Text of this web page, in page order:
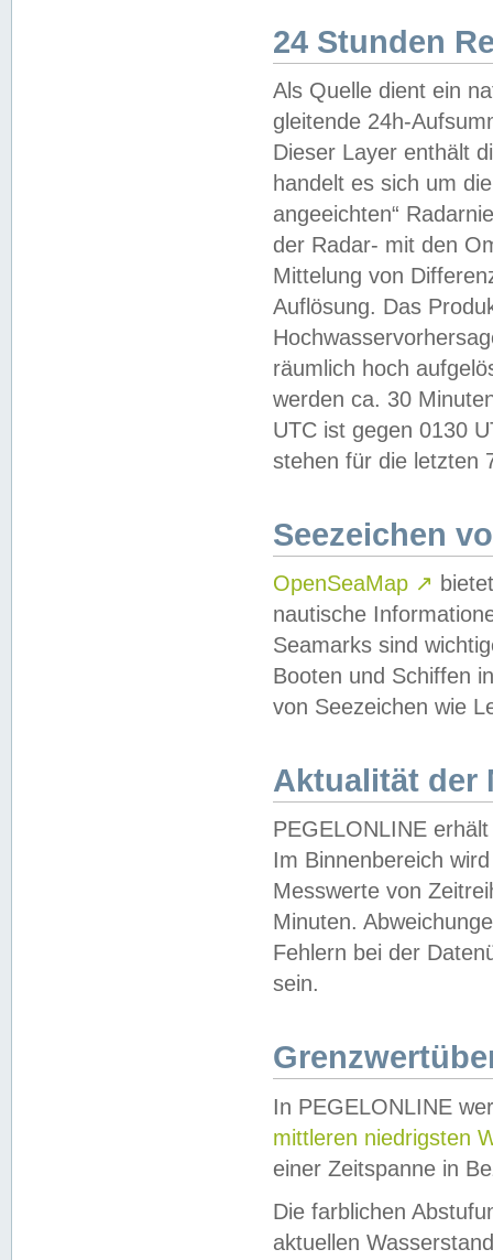
24 Stunden
Als Quelle dient ein
gleitende 24h-
Dieser Layer enthält
handelt es sich um
angeeichten“
der Radar- mit den
Mittelung von
Auflösung. Das
räumlich hoch
werden ca. 30
UTC ist gegen 0130
stehen für die letzten
Seezeichen
OpenSeaMap ↗
nautische
Seamarks sind
Booten und Schiffen
von Seezeichen wie
Aktualität der
PEGELONLINE
Im Binnenbereich
Messwerte von
Minuten.
Fehlern bei der
sein.
In PEGELONLINE
mittleren niedrigsten
einer Zeitspanne in
Die farblichen
aktuellen